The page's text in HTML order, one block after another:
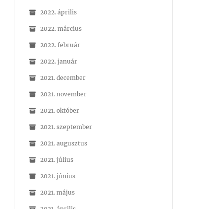
2022. április
2022. március
2022. február
2022. január
2021. december
2021. november
2021. október
2021. szeptember
2021. augusztus
2021. július
2021. június
2021. május